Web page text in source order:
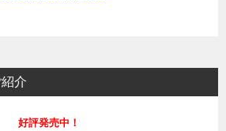
介
好評発売中！